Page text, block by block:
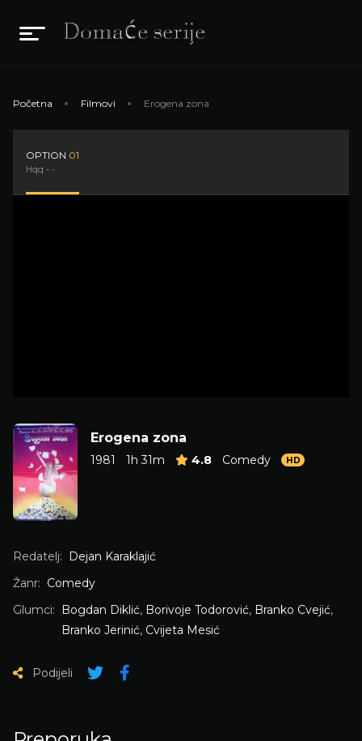
Početna Filmovi Erogena zona
OPTION 01
Hqq - -
Erogena zona
1981 1h 31m 4.8 Comedy HD
Redatelj:
Dejan Karaklajić
Žanr: Comedy
Glumci:
Bogdan Diklić, Borivoje Todorović, Branko Cvejić,
Branko Jerinić, Cvijeta Mesić
Podijeli